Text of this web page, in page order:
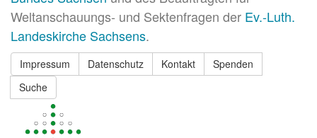
Weltanschauungs- und Sektenfragen der Ev.-Luth.
Landeskirche Sachsens.
Impressum Datenschutz Kontakt
Spenden
Suche